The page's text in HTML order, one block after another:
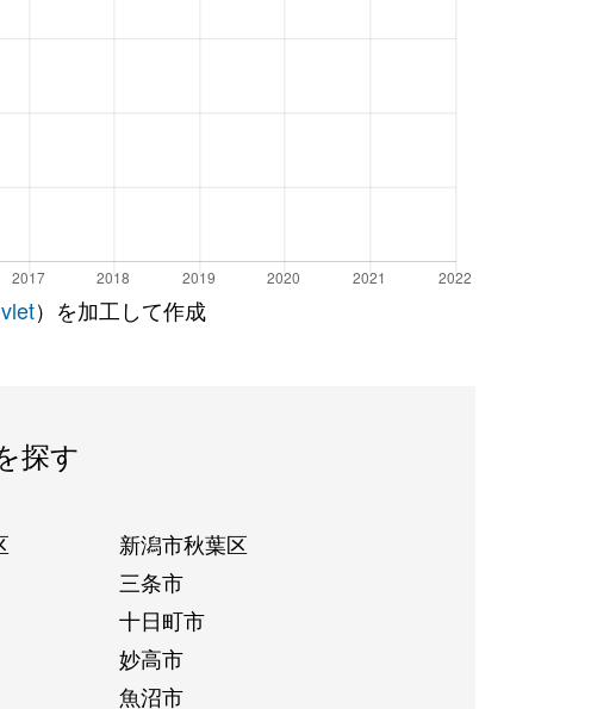
）を加工して作成
探す
新潟市秋葉区
三条市
十日町市
妙高市
魚沼市